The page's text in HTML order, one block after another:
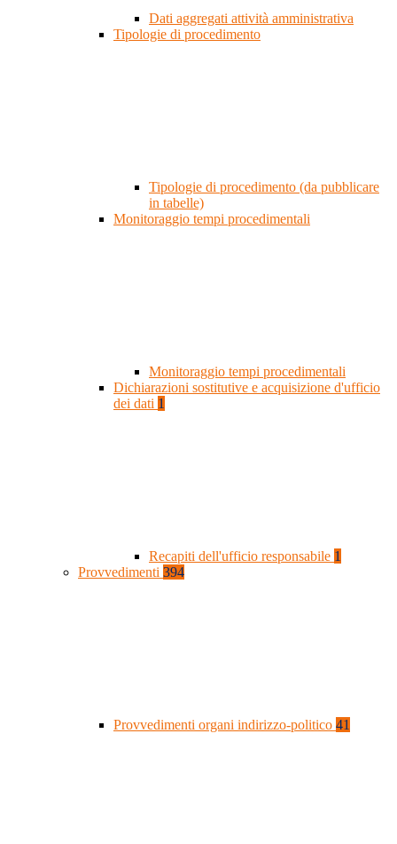
Dati aggregati attività amministrativa
Tipologie di procedimento
Tipologie di procedimento (da pubblicare
in tabelle)
Monitoraggio tempi procedimentali
Monitoraggio tempi procedimentali
Dichiarazioni sostitutive e acquisizione d'ufficio
dei dati 1
Recapiti dell'ufficio responsabile 1
Provvedimenti 394
Provvedimenti organi indirizzo-politico 41